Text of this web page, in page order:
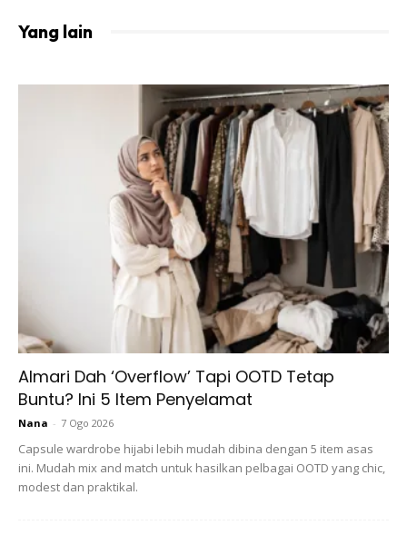
Yang lain
Almari Dah ‘Overflow’ Tapi OOTD Tetap
Buntu? Ini 5 Item Penyelamat
Nana - 7 Ogo 2026
Capsule wardrobe hijabi lebih mudah dibina dengan 5 item asas
ini. Mudah mix and match untuk hasilkan pelbagai OOTD yang chic,
modest dan praktikal.